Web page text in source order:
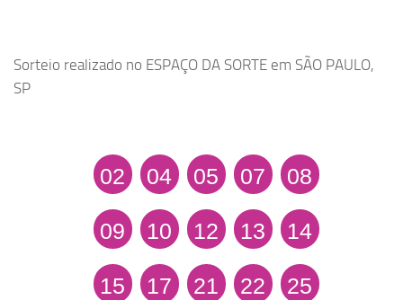
Sorteio realizado no ESPAÇO DA SORTE em SÃO PAULO,
SP
02 04 05 07 08
09 10 12 13 14
15 17 21 22 25